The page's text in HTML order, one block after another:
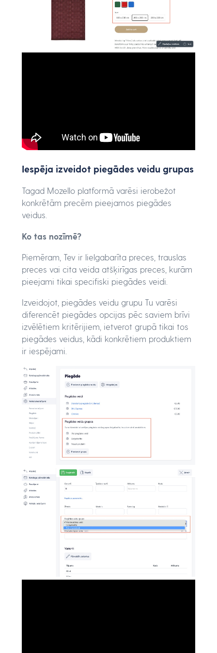
Iespēja izveidot piegādes veidu grupas
Tagad Mozello platformā varēsi ierobežot
konkrētām precēm pieejamos piegādes
veidus.
Ko tas nozīmē?
Piemēram, Tev ir lielgabarīta preces, trauslas
preces vai cita veida atšķirīgas preces, kurām
pieejami tikai specifiski piegādes veidi.
Izveidojot, piegādes veidu grupu Tu varēsi
diferencēt piegādes opcijas pēc saviem brīvi
izvēlētiem kritērijiem, ietverot grupā tikai tos
piegādes veidus, kādi konkrētiem produktiem
ir iespējami.